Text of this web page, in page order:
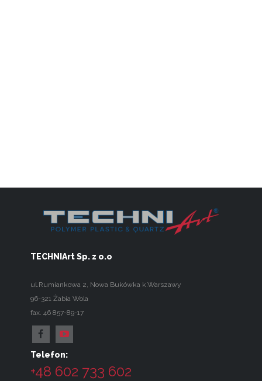
TECHNIArt Sp. z o.o
ul.Rumiankowa 2, Nowa Bukówka k.Warszawy
96-321Żabia Wola
fax. 46 857-89-17
Telefon:
+48 602 733 602